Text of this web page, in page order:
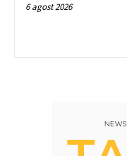
6 agost 2026